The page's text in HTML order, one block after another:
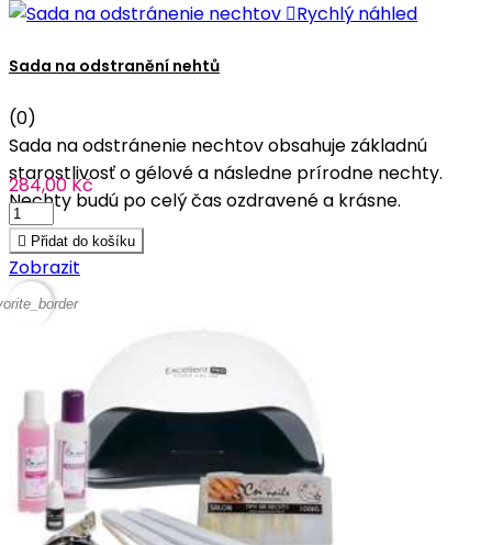
Rychlý náhled
Sada na odstranění nehtů
(0)
Sada na odstránenie nechtov obsahuje základnú
starostlivosť o gélové a následne prírodne nechty.
Nechty budú po celý čas ozdravené a krásne.
284,00 Kč
 Přidat do košíku
Zobrazit